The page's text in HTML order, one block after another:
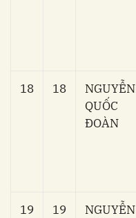
18 18
NGUYỄN
QUỐC
ĐOÀN
19 19
NGUYỄN